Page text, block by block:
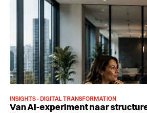
INSIGHTS - DIGITAL TRANSFORMATION
Van AI-experiment naar